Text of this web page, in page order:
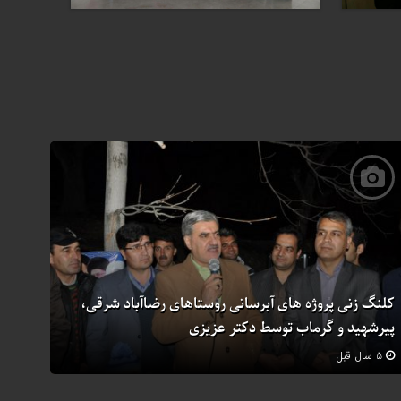
کلنگ زنی پروژه های آبرسانی روستاهای رضاآباد شرقی،
پیرشهید و گرماب توسط دکتر عزیزی
۵ سال قبل